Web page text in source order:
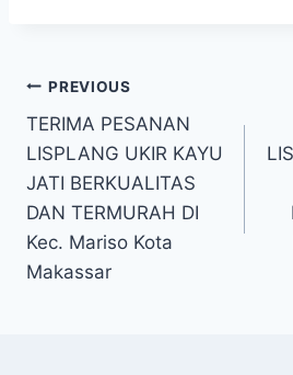
PREVIOUS
TERIMA PESANAN
LISPLANG UKIR KAYU
JATI BERKUALITAS
DAN TERMURAH DI
Kec. Mariso Kota
Makassar